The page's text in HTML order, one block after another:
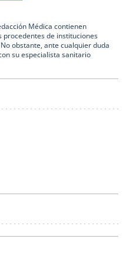
Médica contienen
procedentes de instituciones
obstante, ante cualquier duda
su especialista sanitario